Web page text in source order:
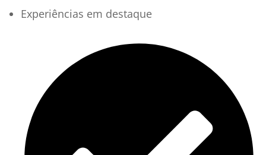
Experiências em destaque